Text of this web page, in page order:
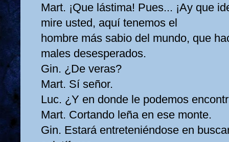
Mart. ¡Que lástima! Pues... ¡Ay que
mire usted, aquí tenemos el
hombre más sabio del mundo, que
males desesperados.
Gin. ¿De veras?
Mart. Sí señor.
Luc. ¿Y en donde le podemos
Mart. Cortando leña en ese monte.
Gin. Estará entreteniéndose en